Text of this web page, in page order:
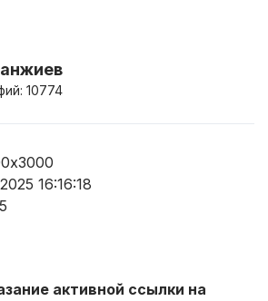
10774
16:16:18
активной ссылки на